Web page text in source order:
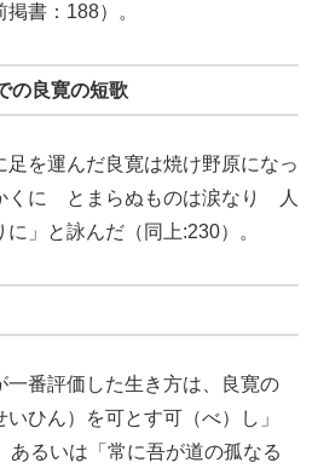
書：188）。
の良寛の短歌
を運んだ良寛は焼け野原になっ
くに とまらぬものは涙なり 人
」と詠んだ（同上:230）。
一番評価した生き方は、良寛の
いひん）を可とす可（べ）し」
あるいは「常に吾が道の孤なる